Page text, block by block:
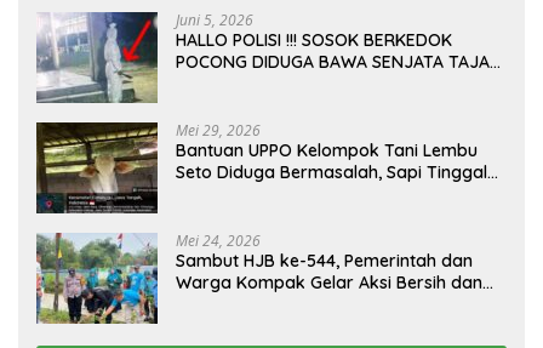
Juni 5, 2026
HALLO POLISI !!! SOSOK BERKEDOK
POCONG DIDUGA BAWA SENJATA TAJAM
Mei 29, 2026
Bantuan UPPO Kelompok Tani Lembu
Seto Diduga Bermasalah, Sapi Tinggal
Mei 24, 2026
Sambut HJB ke-544, Pemerintah dan
Warga Kompak Gelar Aksi Bersih dan